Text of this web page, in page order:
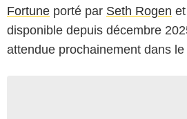
Fortune porté par Seth Rogen et
disponible depuis décembre
attendue prochainement dans